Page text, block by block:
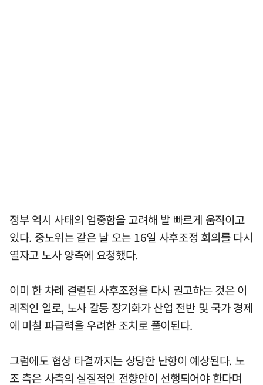
정부 역시 사태의 엄중함을 고려해 발 빠르게 움직이고
있다. 중노위는 같은 날 오는 16일 사후조정 회의를 다시
열자고 노사 양측에 요청했다.
이미 한 차례 결렬된 사후조정을 다시 권고하는 것은 이
례적인 일로, 노사 갈등 장기화가 산업 전반 및 국가 경제
에 미칠 파급력을 우려한 조치로 풀이된다.
그럼에도 협상 타결까지는 상당한 난항이 예상된다. 노
조 측은 사측의 실질적인 전향안이 선행되어야 한다며